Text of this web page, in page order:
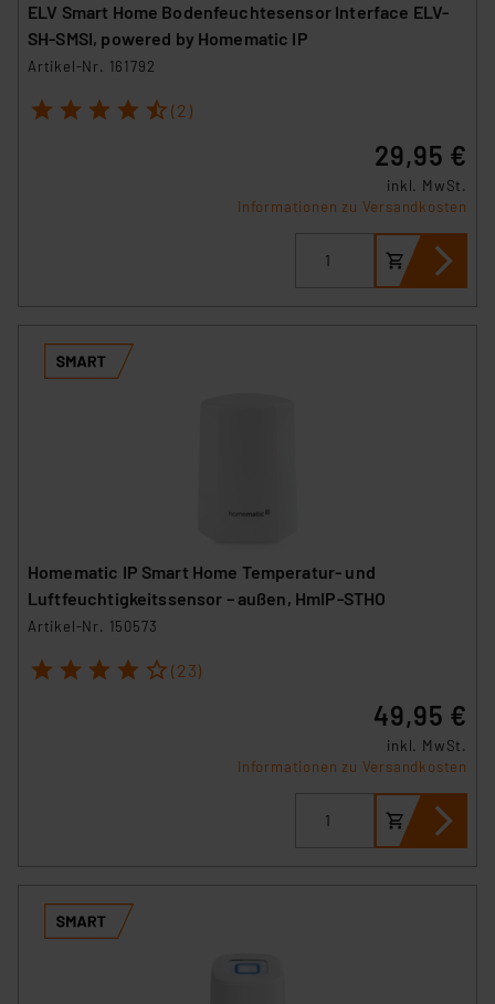
ELV Smart Home Bodenfeuchtesensor Interface ELV-
SH-SMSI, powered by Homematic IP
Artikel-Nr. 161792
1 2 3 4 5 (2)
29,95 €
inkl. MwSt.
Informationen zu Versandkosten
Homematic IP Smart Home Temperatur- und
Luftfeuchtigkeitssensor – außen, HmIP-STHO
Artikel-Nr. 150573
1 2 3 4 5 (23)
49,95 €
inkl. MwSt.
Informationen zu Versandkosten